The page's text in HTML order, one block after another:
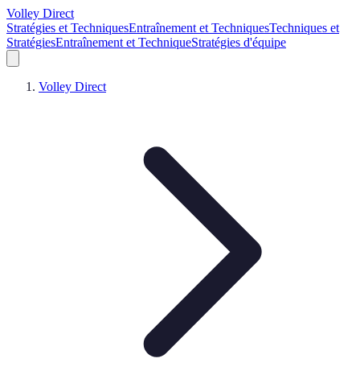
Volley Direct
Stratégies et TechniquesEntraînement et TechniquesTechniques et
StratégiesEntraînement et TechniqueStratégies d'équipe
Volley Direct